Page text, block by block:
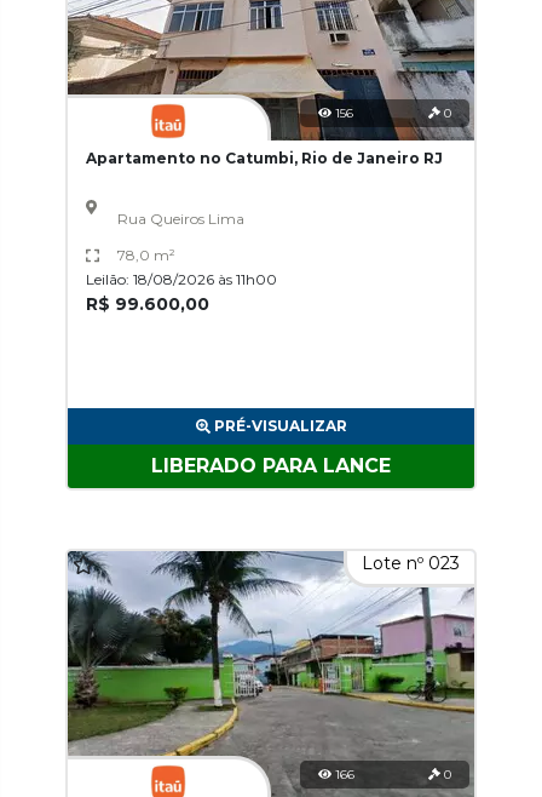
156 0
Apartamento no Catumbi, Rio de Janeiro RJ
Rua Queiros Lima
78,0 m²
Leilão: 18/08/2026 às 11h00
R$ 99.600,00
PRÉ-VISUALIZAR
LIBERADO PARA LANCE
Lote nº 023
166 0